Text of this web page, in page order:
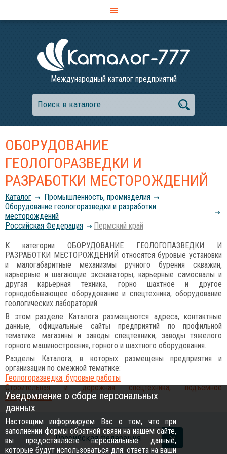
Международный каталог предприятий
ОБОРУДОВАНИЕ
ГЕОЛОГОРАЗВЕДКИ И
РАЗРАБОТКИ МЕСТОРОЖДЕНИЙ
Каталог
Промышленность, промизделия
Оборудование геологоразведки и разработки
месторождений
Российcкая Федерация
Пермский край
К категории ОБОРУДОВАНИЕ ГЕОЛОГОПАЗВЕДКИ И
РАЗРАБОТКИ МЕСТОРОЖДЕНИЙ относятся буровые установки
и малогабаритные механизмы ручного бурения скважин,
карьерные и шагающие экскаваторы, карьерные самосвалы и
другая карьерная техника, горно шахтное и другое
горнодобывающее оборудование и спецтехника, оборудование
геологических лабораторий.
В этом разделе Каталога размещаются адреса, контактные
данные, официальные сайты предприятий по профильной
тематике: магазины и заводы спецтехники, заводы тяжелого
горного машиностроения, горного и шахтного оборудования.
Разделы Каталога, в которых размещены предприятия и
организации по смежной тематике:
Геологоразведка, буровые работы
Строительная и дорожная спецтехника, подъемное
оборудование
Российcкая Федерация
Уведомление о сборе персональных
данных
Настоящим информируем Вас о том, что при
заполнении формы обратной связи на нашем сайте,
вы предоставляете персональные данные,
которые будут использоваться для: ответа на ваши